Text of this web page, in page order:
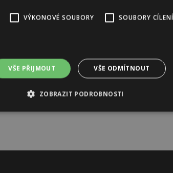
Reklama
VÝKONOVÉ SOUBORY SOUBORY CÍLENÍ
VŠE PŘIJMOUT VŠE ODMÍTNOUT
ZOBRAZIT PODROBNOSTI